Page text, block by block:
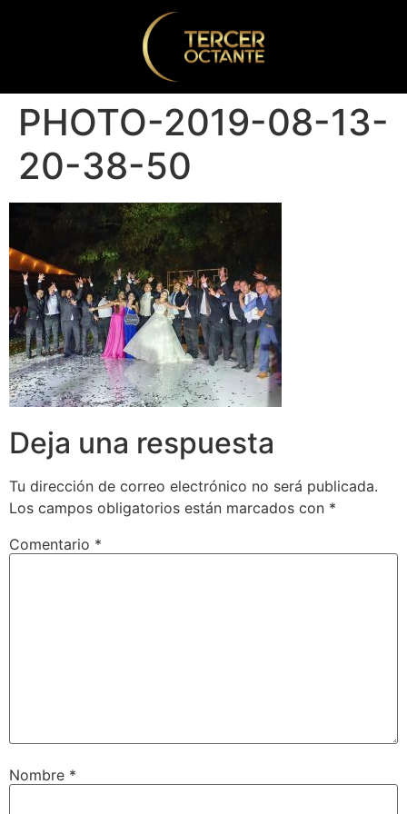
PHOTO-2019-08-13-
20-38-50
Deja una respuesta
Tu dirección de correo electrónico no será publicada.
Los campos obligatorios están marcados con *
Comentario *
Nombre *